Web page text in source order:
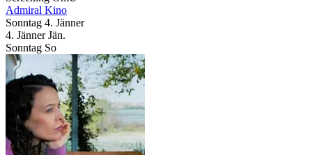
Admiral Kino
Sonntag 4. Jänner
4. Jänner Jän.
Sonntag So